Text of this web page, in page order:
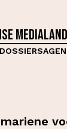
DOSSIERS